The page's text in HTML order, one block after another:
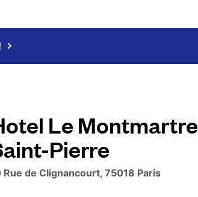
Le Montmartre
Pierre
Rue de Clignancourt, 75018 Paris